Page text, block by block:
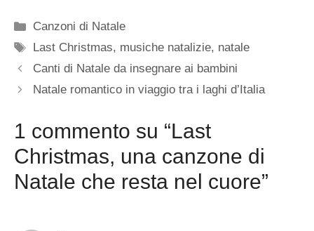
Categorie
Canzoni di Natale
Tag
Last Christmas, musiche natalizie, natale
Canti di Natale da insegnare ai bambini
Natale romantico in viaggio tra i laghi d’Italia
1 commento su “Last
Christmas, una canzone di
Natale che resta nel cuore”